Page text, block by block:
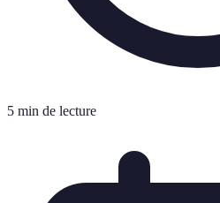
5 min de lecture